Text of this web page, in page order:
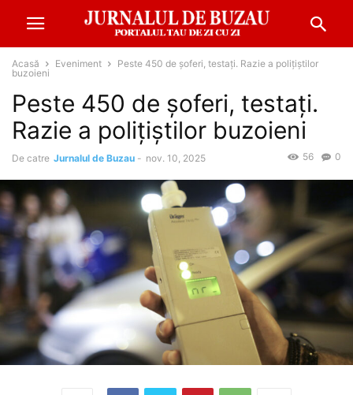
Acasă Eveniment
Peste 450 de șoferi, testați. Razie a polițiștilor
buzoieni
Peste 450 de șoferi, testați.
Razie a polițiștilor buzoieni
De catre Jurnalul de Buzau - nov. 10, 2025 0
56